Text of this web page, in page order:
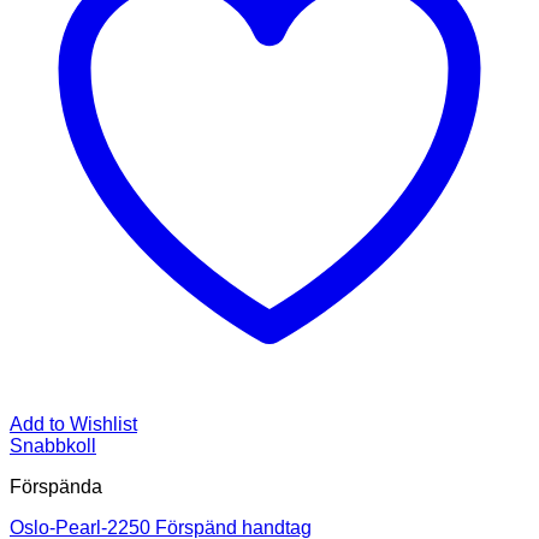
Add to Wishlist
Snabbkoll
Förspända
Oslo-Pearl-2250 Förspänd handtag